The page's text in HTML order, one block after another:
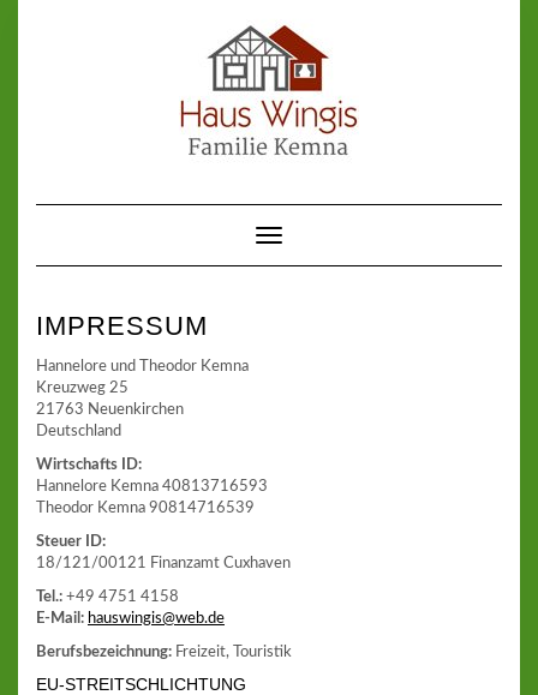
Toggle Navigation
IMPRESSUM
Hannelore und Theodor Kemna
Kreuzweg 25
21763 Neuenkirchen
Deutschland
Wirtschafts ID:
Hannelore Kemna 40813716593
Theodor Kemna 90814716539
Steuer ID:
18/121/00121 Finanzamt Cuxhaven
Tel.: +49 4751 4158
E-Mail: hauswingis@web.de
Berufsbezeichnung: Freizeit, Touristik
EU-STREITSCHLICHTUNG